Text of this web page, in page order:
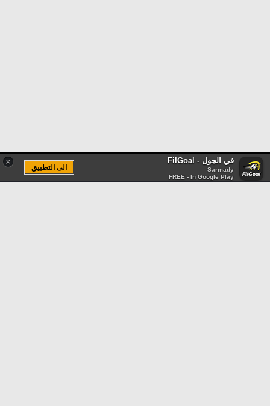
× في الجول - FilGoal
Sarmady
FREE - In Google Play
الى التطبيق